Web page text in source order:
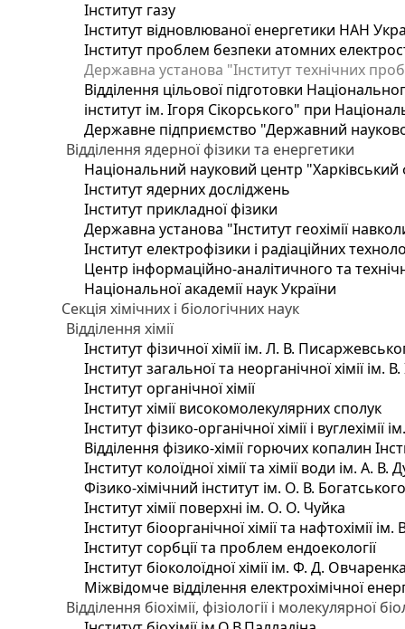
Інститут газу
Інститут відновлюваної енергетики НАН
Інститут проблем безпеки атомних
Державна установа "Інститут технічних
Відділення цільової підготовки
інститут ім. Ігоря Сікорського" при
Державне підприємство "Державний
Відділення ядерної фізики та енергетики
Національний науковий центр "Харківський
Інститут ядерних досліджень
Інститут прикладної фізики
Державна установа "Інститут геохімії
Інститут електрофізики і радіаційних
Центр інформаційно-аналітичного та
Національної академії наук України
Секція хімічних і біологічних наук
Відділення хімії
Інститут фізичної хімії ім. Л. В.
Інститут загальної та неорганічної хімії ім.
Інститут органічної хімії
Інститут хімії високомолекулярних сполук
Інститут фізико-органічної хімії і
Відділення фізико-хімії горючих копалин
Інститут колоїдної хімії та хімії води ім. А.
Фізико-хімічний інститут ім. О. В.
Інститут хімії поверхні ім. О. О. Чуйка
Інститут біоорганічної хімії та нафтохімії
Інститут сорбції та проблем ендоекології
Інститут біоколоїдної хімії ім. Ф. Д.
Міжвідомче відділення електрохімічної
Відділення біохімії, фізіології і молекулярної